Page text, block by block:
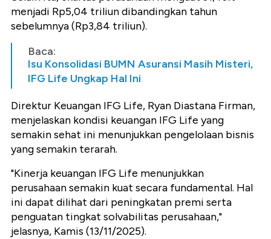
menjadi Rp5,04 triliun dibandingkan tahun
sebelumnya (Rp3,84 triliun).
Baca:
Isu Konsolidasi BUMN Asuransi Masih Misteri,
IFG Life Ungkap Hal Ini
Direktur Keuangan IFG Life, Ryan Diastana Firman,
menjelaskan kondisi keuangan IFG Life yang
semakin sehat ini menunjukkan pengelolaan bisnis
yang semakin terarah.
"Kinerja keuangan IFG Life menunjukkan
perusahaan semakin kuat secara fundamental. Hal
ini dapat dilihat dari peningkatan premi serta
penguatan tingkat solvabilitas perusahaan,"
jelasnya, Kamis (13/11/2025).